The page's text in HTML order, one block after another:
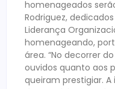
homenageados
Rodriguez,
Liderança
homenageando,
área. “No decorrer
ouvidos quanto aos
queiram prestigiar.